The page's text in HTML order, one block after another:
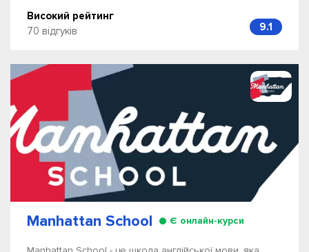
Високий рейтинг
70 відгуків
9.1
Manhattan School Є онлайн-курси